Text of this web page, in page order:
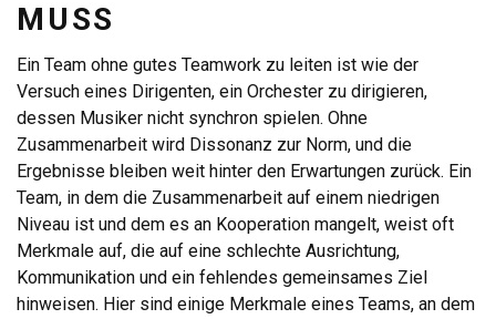
MUSS
Ein Team ohne gutes Teamwork zu leiten ist wie der
Versuch eines Dirigenten, ein Orchester zu dirigieren,
dessen Musiker nicht synchron spielen. Ohne
Zusammenarbeit wird Dissonanz zur Norm, und die
Ergebnisse bleiben weit hinter den Erwartungen zurück. Ein
Team, in dem die Zusammenarbeit auf einem niedrigen
Niveau ist und dem es an Kooperation mangelt, weist oft
Merkmale auf, die auf eine schlechte Ausrichtung,
Kommunikation und ein fehlendes gemeinsames Ziel
hinweisen. Hier sind einige Merkmale eines Teams, an dem